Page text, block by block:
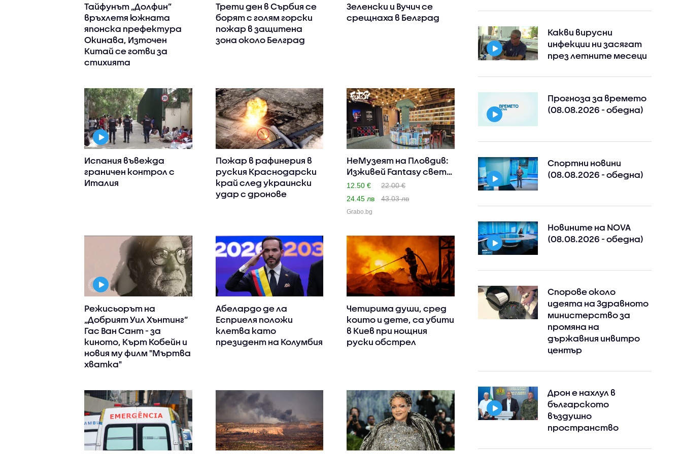
Тайфунът „Долфин”
връхлетя южната
японска префектура
Окинава, Източен
Китай се готви за
стихията
Трети ден в Сърбия се
борят с голям горски
пожар в защитена
зона около Белград
Зеленски и Вучич се
срещнаха в Белград
Испания въвежда
граничен контрол с
Италия
Пожар в рафинерия в
руския Краснодарски
край след украински
удар с дронове
НеМузеят на Пловдив:
Изживей Fantasy света
-..
12.50 €
22.00 €
24.45 лв
43.03 лв
Grabo.bg
Режисьорът на
„Добрият Уил Хънтинг“
Гас Ван Сант - за
киното, Кърт Кобейн и
новия му филм "Мъртва
хватка"
Абелардо де ла
Есприеля положи
клетва като
президент на Колумбия
Четирима души, сред
които и дете, са убити
в Киев при нощния
руски обстрел
Какви вирусни
инфекции ни засягат
през летните месеци
Прогноза за времето
(08.08.2026 - обедна)
Спортни новини
(08.08.2026 - обедна)
Новините на NOVA
(08.08.2026 - обедна)
Спорове около
идеята на Здравното
министерство за
промяна на
държавния инвитро
център
Дрон е нахлул в
българското
въздушно
пространство